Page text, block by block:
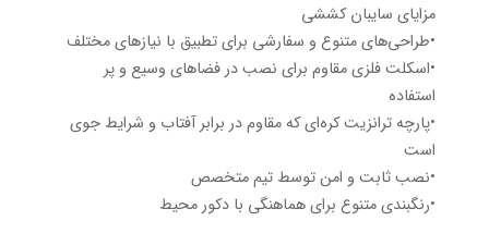
مزایای سایبان کششی
•طراحی‌های متنوع و سفارشی برای تطبیق با نیازهای مختلف
•اسکلت فلزی مقاوم برای نصب در فضاهای وسیع و پر
استفاده
•پارچه ترانزیت کره‌ای که مقاوم در برابر آفتاب و شرایط جوی
است
•نصب ثابت و امن توسط تیم متخصص
•رنگبندی متنوع برای هماهنگی با دکور محیط